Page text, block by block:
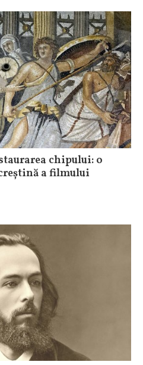
chipului: o
a filmului